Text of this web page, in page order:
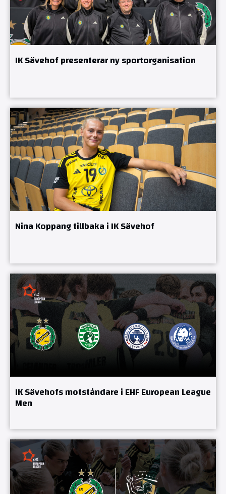
IK Sävehof presenterar ny sportorganisation
Nina Koppang tillbaka i IK Sävehof
IK Sävehofs motståndare i EHF European League
Men